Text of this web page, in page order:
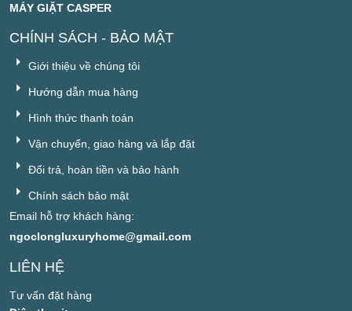
MÁY GIẶT CASPER
CHÍNH SÁCH - BẢO MẬT
Giới thiệu về chúng tôi
Hướng dẫn mua hàng
Hình thức thanh toán
Vận chuyển, giao hàng và lắp đặt
Đổi trả, hoàn tiền và bảo hành
Chính sách bảo mật
Email hỗ trợ khách hàng:
ngoclongluxuryhome@gmail.com
LIÊN HỆ
Tư vấn đặt hàng